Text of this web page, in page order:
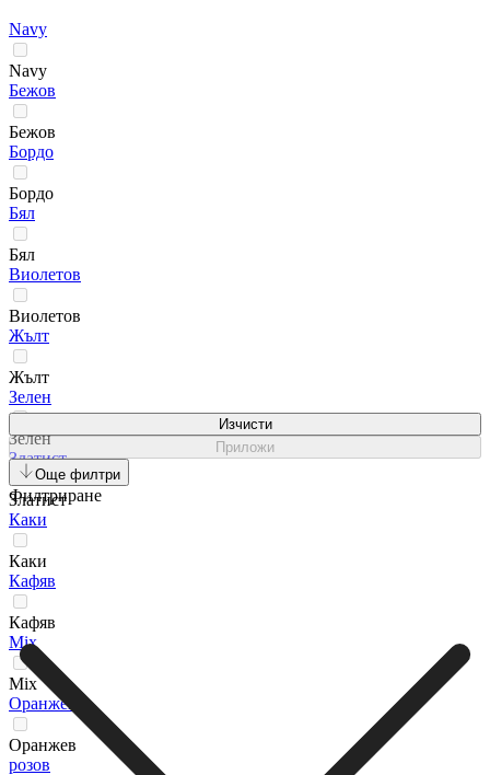
Navy
Navy
Бежов
Бежов
Бордо
Бордо
Бял
Бял
Виолетов
Виолетов
Жълт
Жълт
Зелен
Зелен
Златист
Златист
Каки
Каки
Кафяв
Кафяв
Мix
Мix
Оранжев
Оранжев
розов
Изчисти
Приложи
Още филтри
Филтриране